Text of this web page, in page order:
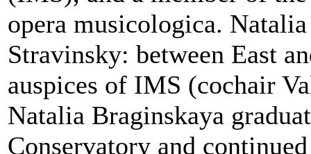
opera musicologica.
Stravinsky: between East
auspices of IMS (cochair
Natalia Braginskaya
Conservatory and